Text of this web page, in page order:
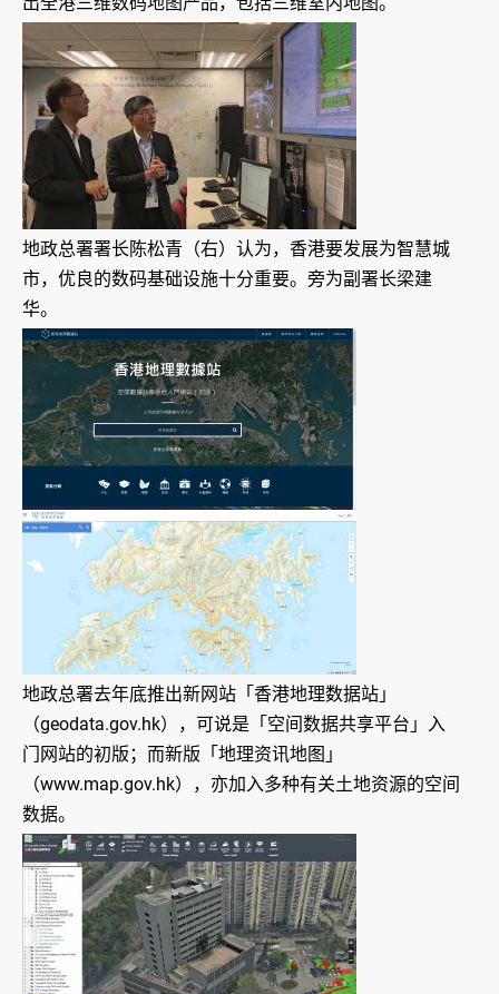
地政总署署长陈松青（右）认为，香港要发展为智慧城
市，优良的数码基础设施十分重要。旁为副署长梁建
华。
地政总署去年底推出新网站「香港地理数据站」
（geodata.gov.hk），可说是「空间数据共享平台」入
门网站的初版；而新版「地理资讯地图」
（www.map.gov.hk），亦加入多种有关土地资源的空间
数据。